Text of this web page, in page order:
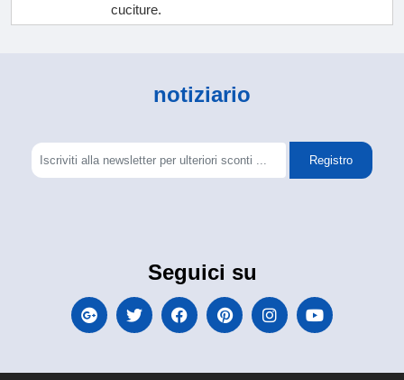
cuciture.
notiziario
Registro
Seguici su